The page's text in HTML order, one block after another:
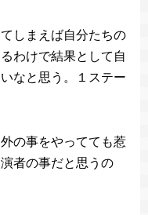
しまえば自分たちの
わけで結果として自
なと思う。１ステー
の事をやってても惹
者の事だと思うの